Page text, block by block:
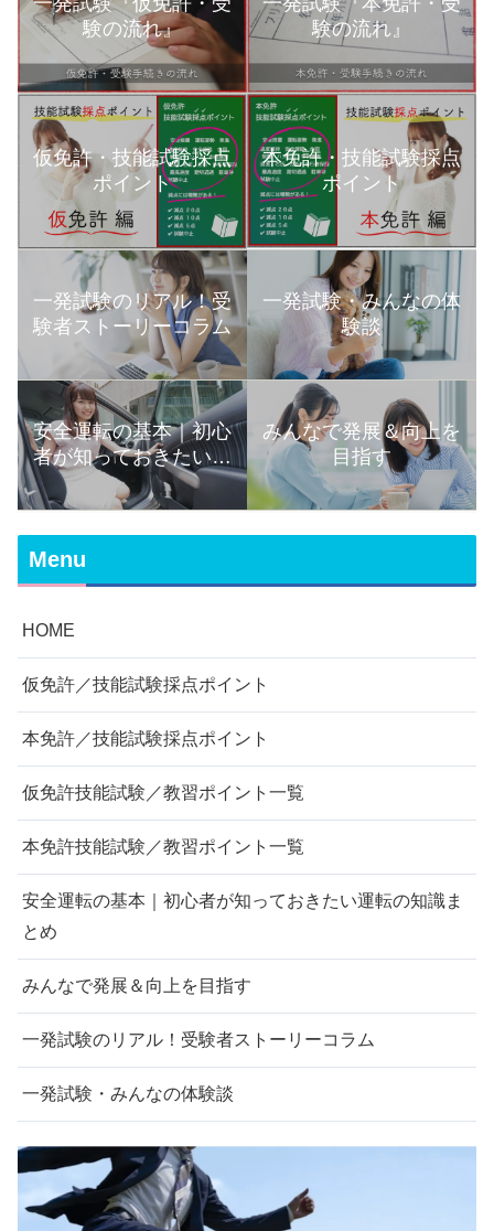
験の流れ』
験の流れ』
仮免許・技能試験採点
ポイント
本免許・技能試験採点
ポイント
一発試験のリアル！受
験者ストーリーコラム
一発試験・みんなの体
験談
安全運転の基本｜初心
者が知っておきたい運
転の知識まとめ
みんなで発展＆向上を
目指す
Menu
HOME
仮免許／技能試験採点ポイント
本免許／技能試験採点ポイント
仮免許技能試験／教習ポイント一覧
本免許技能試験／教習ポイント一覧
安全運転の基本｜初心者が知っておきたい運転の知識ま
とめ
みんなで発展＆向上を目指す
一発試験のリアル！受験者ストーリーコラム
一発試験・みんなの体験談